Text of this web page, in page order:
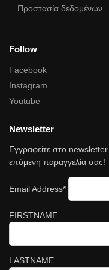
Προστασία δεδομένων
Follow
Facebook
Instagram
Youtube
Newsletter
Εγγραφείτε στο
επόμενη παραγγελία σας!
Email Address*
FIRSTNAME
LASTNAME